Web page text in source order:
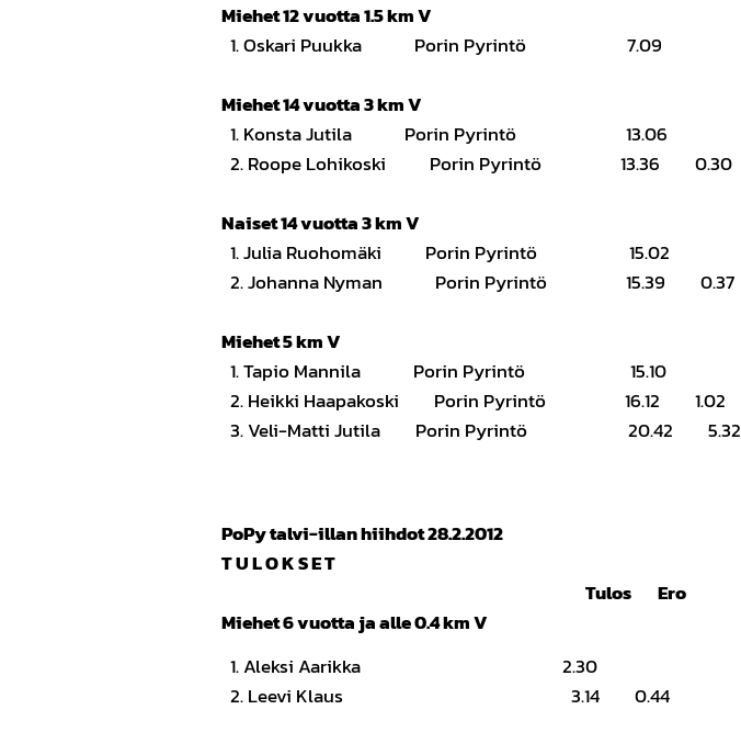
Miehet 12 vuotta 1.5 km V
1. Oskari Puukka Porin Pyrintö 7.09
Miehet 14 vuotta 3 km V
1. Konsta Jutila Porin Pyrintö 13.06
2. Roope Lohikoski Porin Pyrintö 13.36 0.30
Naiset 14 vuotta 3 km V
1. Julia Ruohomäki Porin Pyrintö 15.02
2. Johanna Nyman Porin Pyrintö 15.39 0.37
Miehet 5 km V
1. Tapio Mannila Porin Pyrintö 15.10
2. Heikki Haapakoski Porin Pyrintö 16.12 1.02
3. Veli-Matti Jutila Porin Pyrintö 20.42 5.32
PoPy talvi-illan hiihdot 28.2.2012
T U L O K S E T
Tulos Ero
Miehet 6 vuotta ja alle 0.4 km V
1. Aleksi Aarikka 2.30
2. Leevi Klaus 3.14 0.44